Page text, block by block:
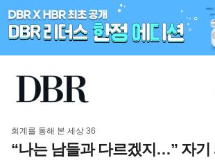
회계를 통해 본 세상 36
“나는 남들과 다르겠지…” 자기